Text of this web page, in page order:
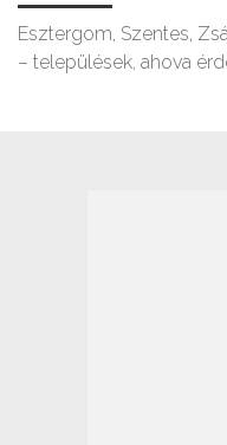
Esztergom, Szentes,
– települések, ahova